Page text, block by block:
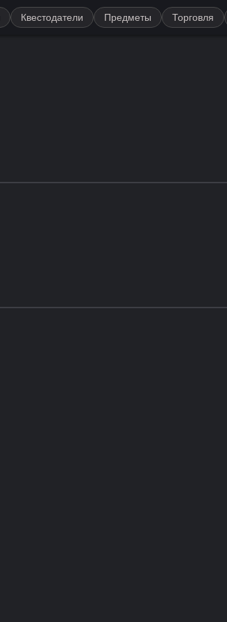
Квестодатели Предметы Торговля